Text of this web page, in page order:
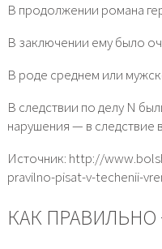
В продолжении романа
В заключении ему было
В роде среднем или
В следствии по делу N
нарушения — в
Источник: http://
pravilno-pisat-v-techenii-
КАК ПРАВИЛЬНО